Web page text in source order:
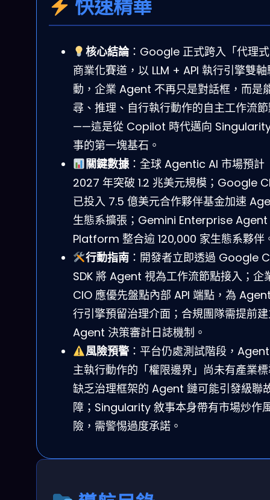
快速精華
核心結論：Google 正式跨入「代理
商業化賽道，以 LLM + API 執行引擎雙軸
動，企業 Agent 不再只是對話框，而是
尋、推理、自行執行動作的自主工作流
——這是從 Copilot 時代邁向
事的第一塊基石。
關鍵數據：全球 Agentic AI 市場預計
2027 年突破 1.2 兆美元規模；Google
已投入 7.5 億美元合作夥伴基金加速
生態系擴張；Gemini Enterprise Agent
Platform 整合逾 120,000 家生態系夥伴
行動指南：開發者立即透過 Google
SDK 將 Agent 視為工作流節點接入；企
CIO 應優先盤點內部 API 端點，為
行引擎預留治理介面；合規團隊需提前
Agent 決策審計日誌機制。
風險預警：平台仍處測試階段，
主執行動作的「權限邊界」尚未有產業
缺乏治理框架的 Agent 鏈可能引發級聯
障；Singularity 敘事本身帶有市場炒作
險，需警惕過度承諾。